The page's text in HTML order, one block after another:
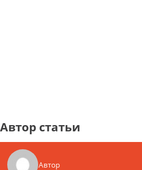
Автор статьи
Автор